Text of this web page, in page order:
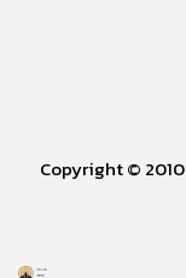
Copyright ©